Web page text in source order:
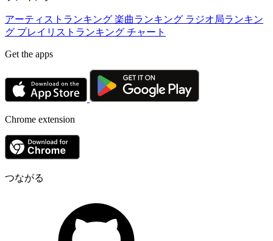
アーティストランキング 楽曲ランキング ラジオ局ランキン
グ プレイリストランキング チャート
Get the apps
Chrome extension
つながる